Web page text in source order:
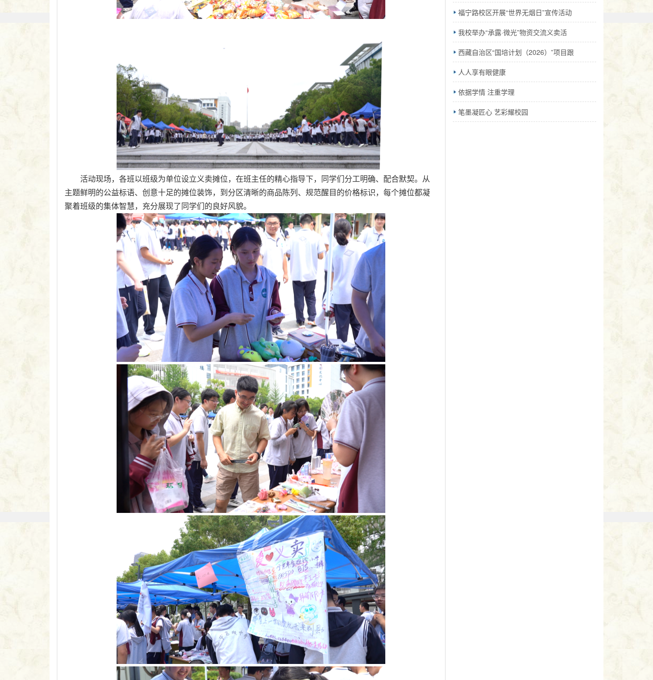
活动现场，各班以班级为单位设立义卖摊位，在班主任的精心指导下，同学们分工明确、配合默契。从
主题鲜明的公益标语、创意十足的摊位装饰，到分区清晰的商品陈列、规范醒目的价格标识，每个摊位都凝
聚着班级的集体智慧，充分展现了同学们的良好风貌。
福宁路校区开展“世界无烟日”宣传活动
我校举办“承露·微光”物资交流义卖活
西藏自治区“国培计划（2026）”项目跟
人人享有眼健康
依据学情 注重学理
笔墨凝匠心 艺彩耀校园